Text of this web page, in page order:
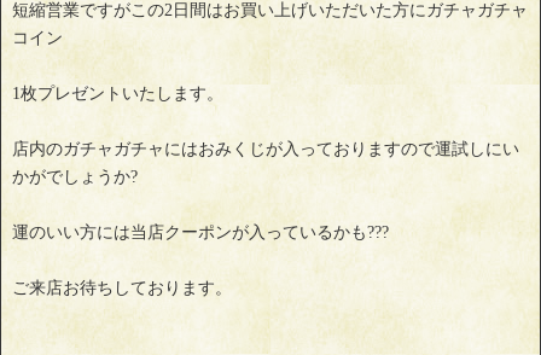
短縮営業ですがこの2日間はお買い上げいただいた方にガチャガチャ
コイン
1枚プレゼントいたします。
店内のガチャガチャにはおみくじが入っておりますので運試しにい
かがでしょうか?
運のいい方には当店クーポンが入っているかも???
ご来店お待ちしております。